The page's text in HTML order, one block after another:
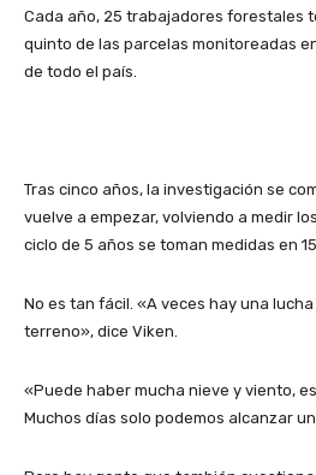
Cada año, 25 trabajadores forestales
quinto de las parcelas monitoreadas
de todo el país.
Tras cinco años, la investigación se
vuelve a empezar, volviendo a medir
ciclo de 5 años se toman medidas en
No es tan fácil. «A veces hay una
terreno», dice Viken.
«Puede haber mucha nieve y viento,
Muchos días solo podemos alcanzar